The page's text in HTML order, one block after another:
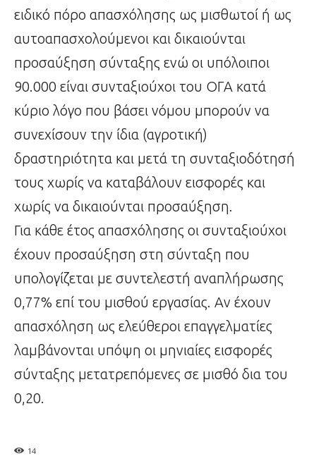
ειδικό πόρο απασχόλησης ως μισθωτοί ή ως
αυτοαπασχολούμενοι και δικαιούνται
προσαύξηση σύνταξης ενώ οι υπόλοιποι
90.000 είναι συνταξιούχοι του ΟΓΑ κατά
κύριο λόγο που βάσει νόμου μπορούν να
συνεχίσουν την ίδια (αγροτική)
δραστηριότητα και μετά τη συνταξιοδότησή
τους χωρίς να καταβάλουν εισφορές και
χωρίς να δικαιούνται προσαύξηση.
Για κάθε έτος απασχόλησης οι συνταξιούχοι
έχουν προσαύξηση στη σύνταξη που
υπολογίζεται με συντελεστή αναπλήρωσης
0,77% επί του μισθού εργασίας. Αν έχουν
απασχόληση ως ελεύθεροι επαγγελματίες
λαμβάνονται υπόψη οι μηνιαίες εισφορές
σύνταξης μετατρεπόμενες σε μισθό δια του
0,20.
14